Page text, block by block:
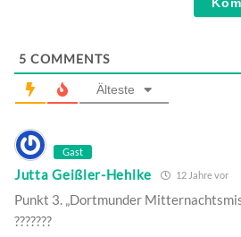
5 COMMENTS
Älteste
Gast
Jutta Geißler-Hehlke 12 Jahre vor
Punkt 3. „Dortmunder
???????